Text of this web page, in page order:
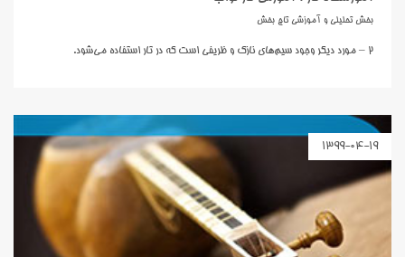
بخش تحلیلی و آموزشی تاج بخش
2 – مورد ديگر وجود سيم‌هاي نازک و ظريفي است که در تار استفاده مي‌شود.
1399-04-19